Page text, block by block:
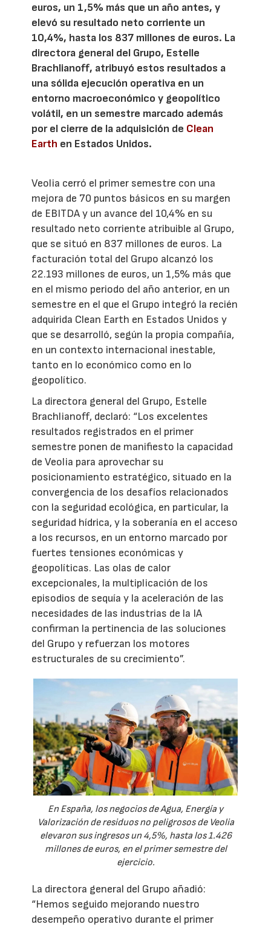
euros, un 1,5% más que un año antes, y
elevó su resultado neto corriente un
10,4%, hasta los 837 millones de euros. La
directora general del Grupo, Estelle
Brachlianoff, atribuyó estos resultados a
una sólida ejecución operativa en un
entorno macroeconómico y geopolítico
volátil, en un semestre marcado además
por el cierre de la adquisición de Clean
Earth en Estados Unidos.
Veolia cerró el primer semestre con una
mejora de 70 puntos básicos en su margen
de EBITDA y un avance del 10,4% en su
resultado neto corriente atribuible al Grupo,
que se situó en 837 millones de euros. La
facturación total del Grupo alcanzó los
22.193 millones de euros, un 1,5% más que
en el mismo periodo del año anterior, en un
semestre en el que el Grupo integró la recién
adquirida Clean Earth en Estados Unidos y
que se desarrolló, según la propia compañía,
en un contexto internacional inestable,
tanto en lo económico como en lo
geopolítico.
La directora general del Grupo, Estelle
Brachlianoff, declaró: “Los excelentes
resultados registrados en el primer
semestre ponen de manifiesto la capacidad
de Veolia para aprovechar su
posicionamiento estratégico, situado en la
convergencia de los desafíos relacionados
con la seguridad ecológica, en particular, la
seguridad hídrica, y la soberanía en el acceso
a los recursos, en un entorno marcado por
fuertes tensiones económicas y
geopolíticas. Las olas de calor
excepcionales, la multiplicación de los
episodios de sequía y la aceleración de las
necesidades de las industrias de la IA
confirman la pertinencia de las soluciones
del Grupo y refuerzan los motores
estructurales de su crecimiento”.
En España, los negocios de Agua, Energía y
Valorización de residuos no peligrosos de Veolia
elevaron sus ingresos un 4,5%, hasta los 1.426
millones de euros, en el primer semestre del
ejercicio.
La directora general del Grupo añadió:
“Hemos seguido mejorando nuestro
desempeño operativo durante el primer